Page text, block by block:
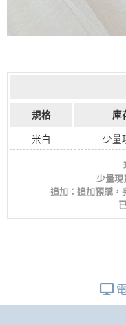
規格 庫
米白 少量
少量現
追加：追加預購，